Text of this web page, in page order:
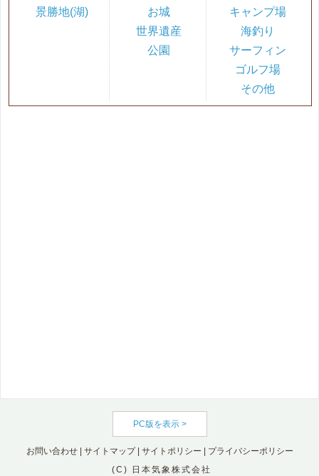
景勝地(湖)
お城
世界遺産
公園
キャンプ場
海釣り
サーフィン
ゴルフ場
その他
PC版を表示 >
お問い合わせ| サイトマップ| サイトポリシー
プライバシーポリシー
(C) 日本気象株式会社